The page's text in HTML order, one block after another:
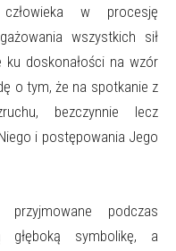
w procesję
wszystkich sił
doskonałości na wzór
o tym, że na spotkanie z
bezczynnie lecz
i postępowania Jego
podczas
symbolikę, a